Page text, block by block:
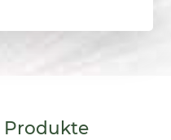
Produkte